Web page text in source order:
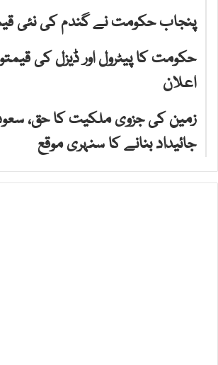
پنجاب حکومت نے گندم کی نئی
حکومت کا پیٹرول اور ڈیزل کی
اعلان
زمین کی جزوی ملکیت کا حق،
جائیداد بنانے کا سنہری موقع